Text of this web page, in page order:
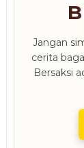
Jangan
cerita
Bersaksi